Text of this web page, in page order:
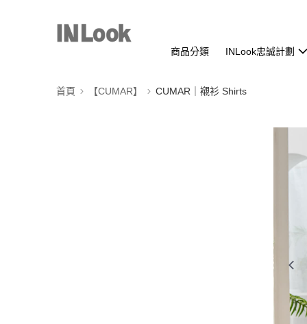
商品分類 INLook忠誠計劃
首頁 【CUMAR】 CUMAR｜襯衫 Shirts